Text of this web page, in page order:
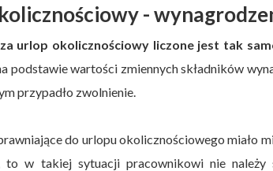
-
urlop okolicznościowy liczone jest tak
podstawie wartości zmiennych składników
przypadło zwolnienie.
do urlopu okolicznościowego miało
to w takiej sytuacji pracownikowi nie